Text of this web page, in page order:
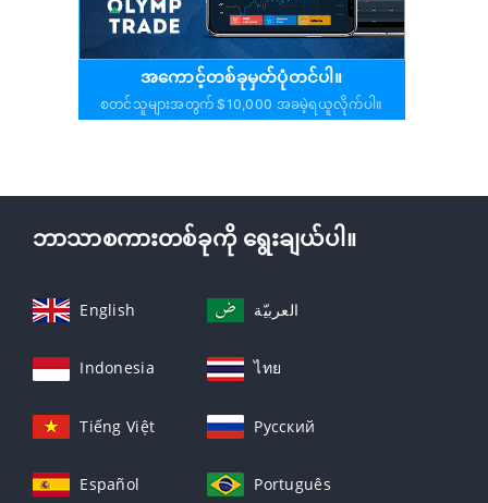
အကောင့်တစ်ခုမှတ်ပုံတင်ပါ။
စတင်သူများအတွက် $10,000 အခမဲ့ရယူလိုက်ပါ။
ဘာသာစကားတစ်ခုကို ရွေးချယ်ပါ။
English العربيّة
Indonesia ไทย
Tiếng Việt Русский
Español Português